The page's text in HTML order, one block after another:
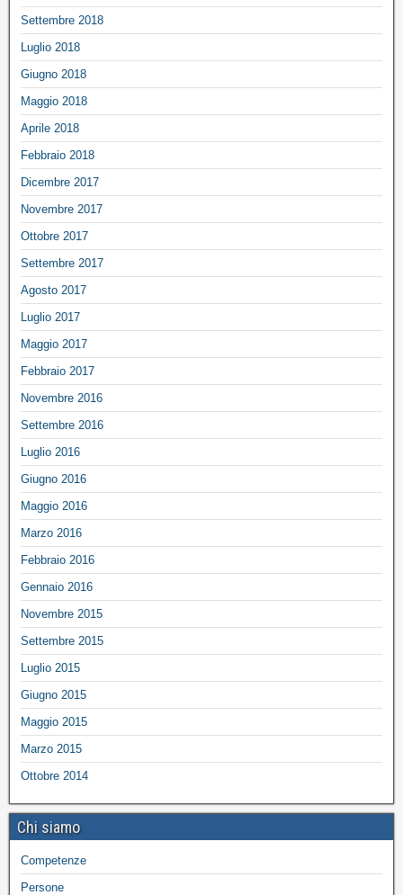
Settembre 2018
Luglio 2018
Giugno 2018
Maggio 2018
Aprile 2018
Febbraio 2018
Dicembre 2017
Novembre 2017
Ottobre 2017
Settembre 2017
Agosto 2017
Luglio 2017
Maggio 2017
Febbraio 2017
Novembre 2016
Settembre 2016
Luglio 2016
Giugno 2016
Maggio 2016
Marzo 2016
Febbraio 2016
Gennaio 2016
Novembre 2015
Settembre 2015
Luglio 2015
Giugno 2015
Maggio 2015
Marzo 2015
Ottobre 2014
Chi siamo
Competenze
Persone